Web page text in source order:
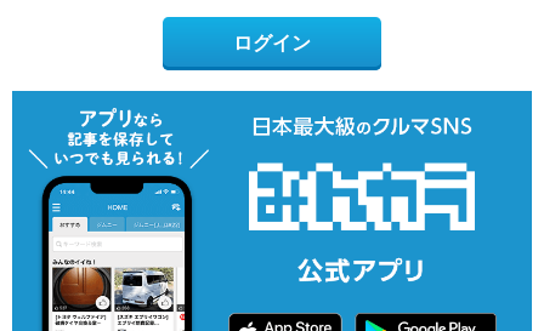
ログイン